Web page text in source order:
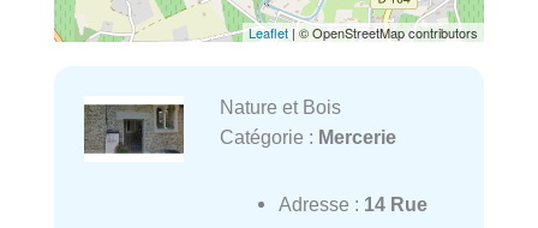
Leaflet | © OpenStreetMap contributors
Nature et Bois
Catégorie : Mercerie
Adresse : 14 Rue